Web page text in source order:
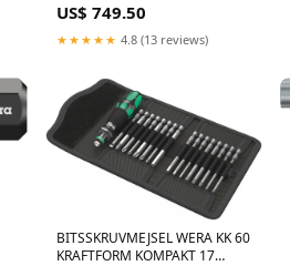
US$ 749.50
★★★★★ 4.8 (13 reviews)
BITSSKRUVMEJSEL WERA KK 60
KRAFTFORM KOMPAKT 17